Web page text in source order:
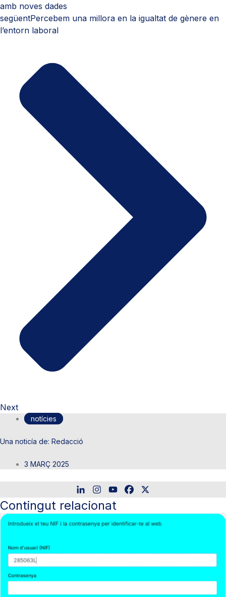
amb noves dades
següentPercebem una millora en la igualtat de gènere en
l’entorn laboral
Next
notícies
Redacció
3 MARÇ 2025
Contingut relacionat